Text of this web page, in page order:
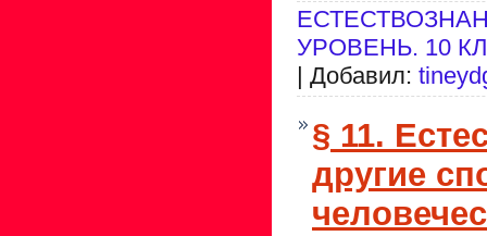
УРОВЕНЬ. 10
| Добавил:
§ 11.
другие